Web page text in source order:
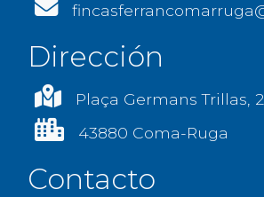
Dirección
Plaça Germans Trillas, 2
43880 Coma-Ruga
Contacto